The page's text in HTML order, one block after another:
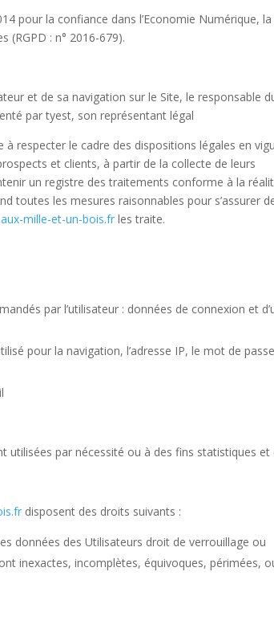
pour la confiance dans l’Economie Numérique, la
(RGPD : n° 2016-679).
et de sa navigation sur le Site, le responsable
par tyest, son représentant légal
à respecter le cadre des dispositions légales en
et clients, à partir de la collecte de leurs
un registre des traitements conforme à la
toutes les mesures raisonnables pour s’assurer
mille-et-un-bois.fr les traite.
par l’utilisateur : données de connexion et
pour la navigation, l’adresse IP, le mot de
par nécessité ou à des fins statistiques et
disposent des droits suivants :
données des Utilisateurs droit de verrouillage ou
inexactes, incomplètes, équivoques, périmées,